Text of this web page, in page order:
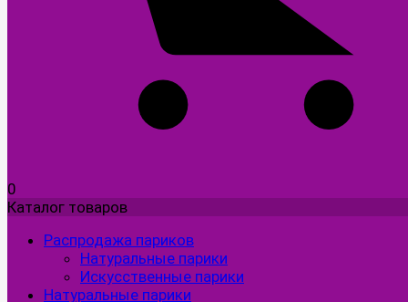
0
Каталог товаров
Распродажа париков
Натуральные парики
Искусственные парики
Натуральные парики